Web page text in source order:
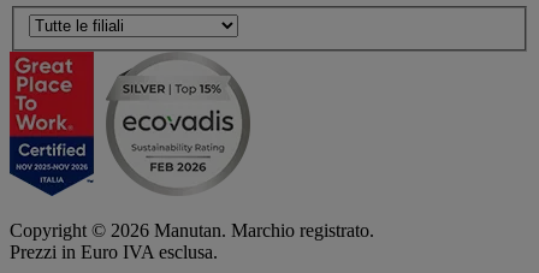
Copyright © 2026 Manutan. Marchio registrato.
Prezzi in Euro IVA esclusa.